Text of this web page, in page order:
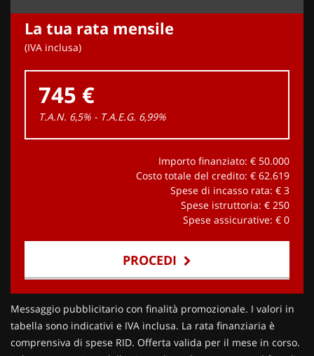
La tua rata mensile
(IVA inclusa)
745 €
T.A.N. 6,5% - T.A.E.G. 6,99%
Importo finanziato: € 50.000
Costo totale del credito: € 62.619
Spese di incasso rata: € 3
Spese istruttoria: € 250
Spese assicurative: € 0
PROCEDI
Contattaci
Messaggio pubblicitario con finalità promozionale. I valori in
tabella sono indicativi e IVA inclusa. La rata finanziaria è
comprensiva di spese RID. Offerta valida per il mese in corso.